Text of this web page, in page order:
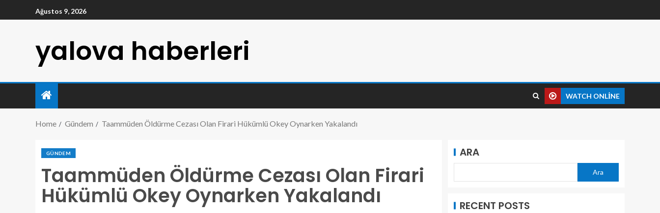
Ağustos 9, 2026
yalova haberleri
WATCH ONLINE
Home Gündem Taammüden Öldürme Cezası Olan Firari Hükümlü Okey Oynarken Yakalandı
GÜNDEM
Taammüden Öldürme Cezası Olan Firari
Hükümlü Okey Oynarken Yakalandı
ARA
Ara
RECENT POSTS